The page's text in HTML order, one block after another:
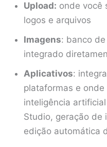
Upload: onde você
logos e arquivos
Imagens: banco
integrado
Aplicativos:
plataformas e
inteligência
Studio, geração de
edição automática